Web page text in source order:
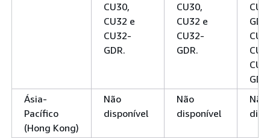
CU30,
CU32 e
CU32-
GDR.
CU30,
CU32 e
CU32-
GDR.
Ásia-
Pacífico
(Hong Kong)
Não
disponível
Não
disponível
Não